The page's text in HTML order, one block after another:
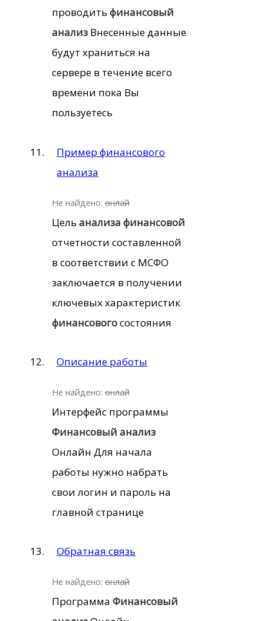
проводить финансовый
анализВнесенные данные
будут храниться на
сервере в течение всего
времени пока Вы
пользуетесь
Пример финансового
анализа
Не найдено: онлай
Цель анализа финансовой
отчетности составленной
в соответствии с МСФО
заключается в получении
ключевых характеристик
финансовогосостояния
Описание работы
Не найдено: онлай
Интерфейс программы
Финансовый анализ
Онлайн Для начала
работы нужно набрать
свои логин и пароль на
главной странице
Обратная связь
Не найдено: онлай
Программа Финансовый